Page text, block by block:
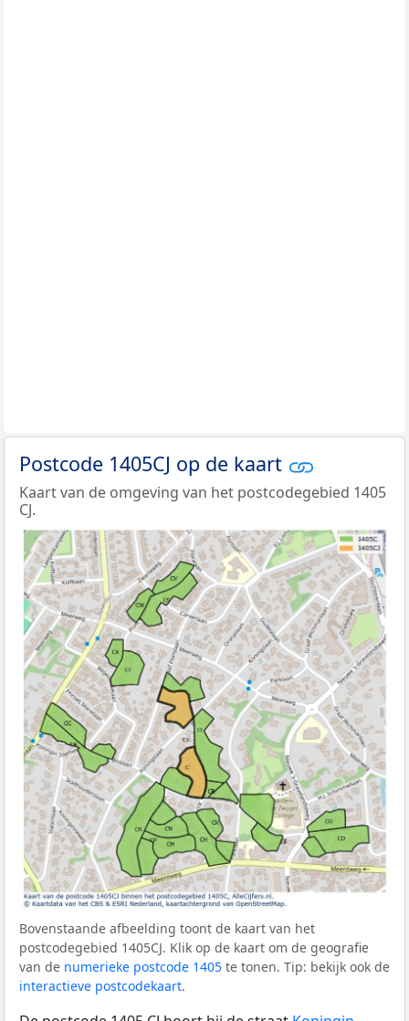
Postcode 1405CJ op de kaart
Kaart van de omgeving van het postcodegebied 1405
CJ.
Bovenstaande afbeelding toont de kaart van het
postcodegebied 1405CJ. Klik op de kaart om de geografie
van de numerieke postcode 1405 te tonen. Tip: bekijk ook de
interactieve postcodekaart.